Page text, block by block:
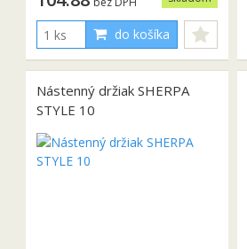
do košíka
Nástenný držiak SHERPA
STYLE 10